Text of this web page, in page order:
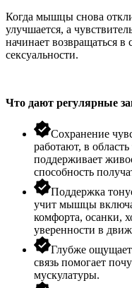
Когда мышцы снова
улучшается, а
начинает возвращаться в
сексуальности.
Что дают регулярные
Сохранение
работают, в
поддерживает
способность
Поддержка
учит мышцы
комфорта, осанки,
уверенности в
Глубже
связь помогает
мускулатуры.